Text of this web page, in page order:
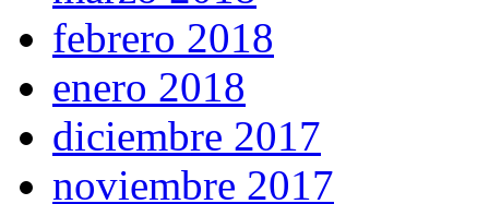
febrero 2018
enero 2018
diciembre 2017
noviembre 2017